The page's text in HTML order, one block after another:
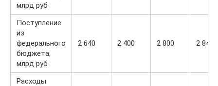
млрд руб
Поступление
из
федерального
бюджета,
млрд руб
2 640 2 400 2 800 2 840
Расходы